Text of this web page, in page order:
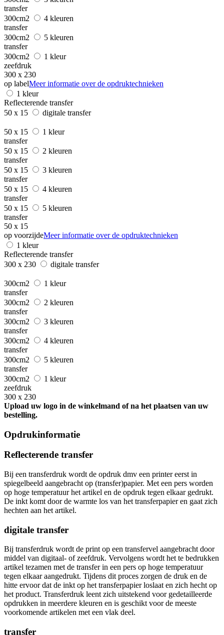
transfer
300cm2
4 kleuren
transfer
300cm2
5 kleuren
transfer
300cm2
1 kleur
zeefdruk
300 x 230
op labelMeer informatie over de opdruktechnieken
1 kleur
Reflecterende transfer
50 x 15
digitale transfer
50 x 15
1 kleur
transfer
50 x 15
2 kleuren
transfer
50 x 15
3 kleuren
transfer
50 x 15
4 kleuren
transfer
50 x 15
5 kleuren
transfer
50 x 15
op voorzijdeMeer informatie over de opdruktechnieken
1 kleur
Reflecterende transfer
300 x 230
digitale transfer
300cm2
1 kleur
transfer
300cm2
2 kleuren
transfer
300cm2
3 kleuren
transfer
300cm2
4 kleuren
transfer
300cm2
5 kleuren
transfer
300cm2
1 kleur
zeefdruk
300 x 230
Upload uw logo in de winkelmand of na het plaatsen van uw
bestelling.
Opdrukinformatie
Reflecterende transfer
Bij een transferdruk wordt de opdruk dmv een printer eerst in
spiegelbeeld aangebracht op (transfer)papier. Met een pers worden
op hoge temperatuur het artikel en de opdruk tegen elkaar gedrukt.
De inkt komt door de warmte los van het transferpapier en gaat zich
hechten aan het artikel.
digitale transfer
Bij transferdruk wordt de print op een transfervel aangebracht door
middel van digitaal- of zeefdruk. Vervolgens wordt het te bedrukken
artikel tezamen met de transfer in een pers op hoge temperatuur
tegen elkaar aangedrukt. Tijdens dit proces zorgen de druk en de
hitte ervoor dat de inkt op het transferpapier loslaat en zich hecht op
het product. Transferdruk leent zich uitstekend voor gedetailleerde
opdrukken in meerdere kleuren en is geschikt voor de meeste
voorkomende artikelen met een vlak deel.
transfer